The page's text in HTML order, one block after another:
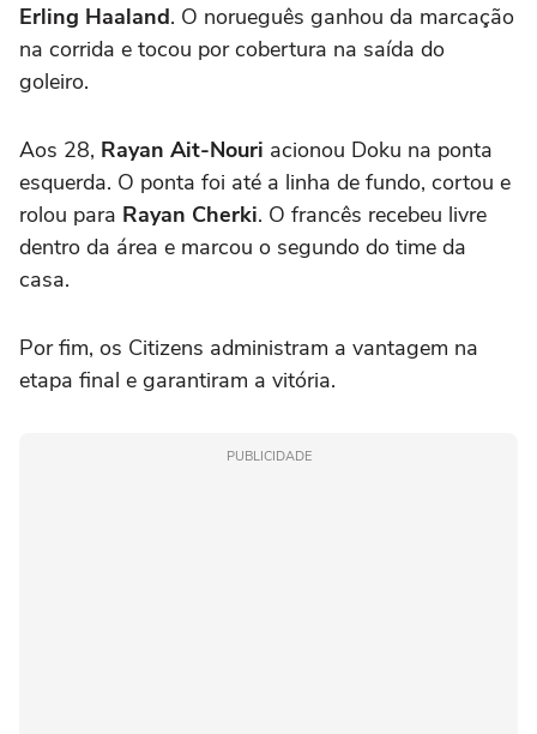
Erling Haaland. O norueguês ganhou da marcação
na corrida e tocou por cobertura na saída do
goleiro.
Aos 28, Rayan Ait-Nouri acionou Doku na ponta
esquerda. O ponta foi até a linha de fundo, cortou e
rolou para Rayan Cherki. O francês recebeu livre
dentro da área e marcou o segundo do time da
casa.
Por fim, os Citizens administram a vantagem na
etapa final e garantiram a vitória.
PUBLICIDADE